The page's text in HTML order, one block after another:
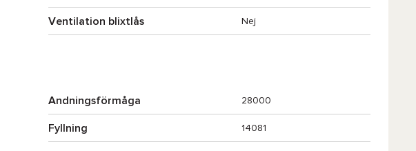
Ventilation blixtlås Nej
Andningsförmåga 28000
Fyllning 14081